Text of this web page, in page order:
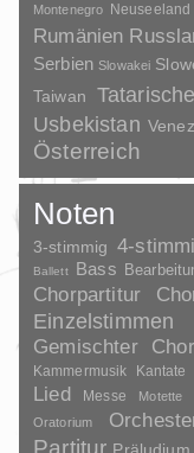
Montenegro Neuseeland
Rumänien
Serbien Slowakei
Taiwan
Usbekistan
Österreich
Noten
3-stimmig 4-
Ballett Bass
Chorpartitur
Einzelstimmen
Gemischter Chor
Kammermusik Kantate
Lied Messe Motette
Oratorium
Partitur